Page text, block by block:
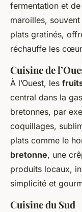
fermentation et
maroilles,
plats gratinés,
réchauffe les
Cuisine de
À l’Ouest, les
central dans la
bretonnes, par
coquillages,
plats comme le
bretonne, une
produits locaux,
simplicité et
Cuisine du Sud